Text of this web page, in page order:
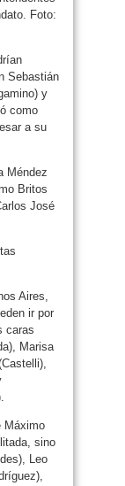
Foto:
Sebastián
y
como
a su
Méndez
Britos
José
Aires,
ir por
caras
Marisa
Máximo
sino
Leo